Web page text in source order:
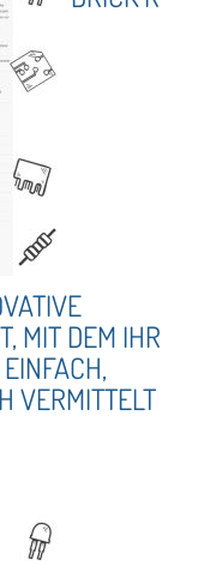
MIT DEM IHR
VERMITTELT